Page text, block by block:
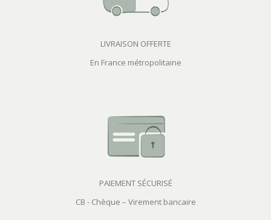
LIVRAISON OFFERTE
En France métropolitaine
PAIEMENT SÉCURISÉ
CB - Chèque – Virement bancaire